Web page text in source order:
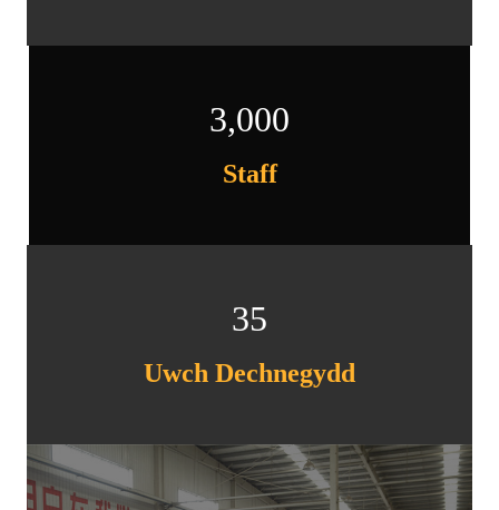
3,000
Staff
35
Uwch Dechnegydd